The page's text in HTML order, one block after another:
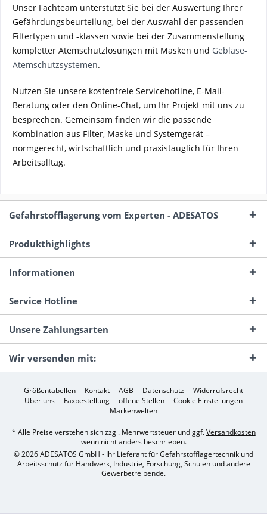
Unser Fachteam unterstützt Sie bei der Auswertung Ihrer
Gefährdungsbeurteilung, bei der Auswahl der passenden
Filtertypen und -klassen sowie bei der Zusammenstellung
kompletter Atemschutzlösungen mit Masken und Gebläse-
Atemschutzsystemen.
Nutzen Sie unsere kostenfreie Servicehotline, E-Mail-
Beratung oder den Online-Chat, um Ihr Projekt mit uns zu
besprechen. Gemeinsam finden wir die passende
Kombination aus Filter, Maske und Systemgerät –
normgerecht, wirtschaftlich und praxistauglich für Ihren
Arbeitsalltag.
Gefahrstofflagerung vom Experten - ADESATOS
Produkthighlights
Informationen
Service Hotline
Unsere Zahlungsarten
Wir versenden mit:
Größentabellen Kontakt AGB Datenschutz
Widerrufsrecht
Über uns
Faxbestellung offene Stellen
Cookie Einstellungen
Markenwelten
* Alle Preise verstehen sich zzgl. Mehrwertsteuer und ggf.Versandkosten
wenn nicht anders beschrieben.
© 2026 ADESATOS GmbH - Ihr Lieferant für Gefahrstofflagertechnik und
Arbeitsschutz für Handwerk, Industrie, Forschung, Schulen und andere
Gewerbetreibende.